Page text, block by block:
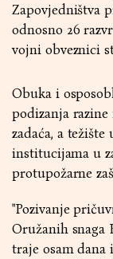
Zapovjedništva
odnosno 26
vojni obveznici
Obuka i
podizanja
zadaća, a
institucijama u
protupožarne
"Pozivanje
Oružanih snaga
traje osam dana